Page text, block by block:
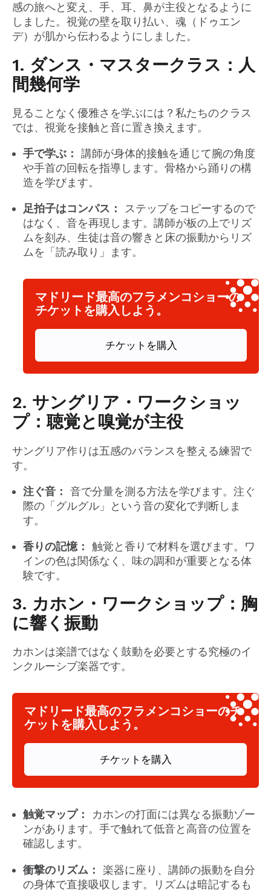
感の旅へと変え、手、耳、鼻が主役となるように
しました。視覚の壁を取り払い、魂（ドゥエン
デ）が肌から伝わるようにしました。
1. ダンス・マスタークラス：人
間幾何学
見ることなく優雅さを学ぶには？私たちのクラス
では、視覚を接触と音に置き換えます。
手で学ぶ：
講師が身体的接触を通じて腕の角度
や手首の回転を指導します。骨格から踊りの構
造を学びます。
足拍子はコンパス：
ステップをコピーするので
はなく、音を再現します。講師が板の上でリズ
ムを刻み、生徒は音の響きと床の振動からリズ
ムを「読み取り」ます。
マドリード最高のフラメンコショーの
チケットを購入しよう。
チケットを購入
2. サングリア・ワークショッ
プ：聴覚と嗅覚が主役
サングリア作りは五感のバランスを整える練習で
す。
注ぐ音：
音で分量を測る方法を学びます。注ぐ
際の「グルグル」という音の変化で判断しま
す。
香りの記憶：
触覚と香りで材料を選びます。ワ
インの色は関係なく、味の調和が重要となる体
験です。
3. カホン・ワークショップ：胸
に響く振動
カホンは楽譜ではなく鼓動を必要とする究極のイ
ンクルーシブ楽器です。
マドリード最高のフラメンコショーのチ
ケットを購入しよう。
チケットを購入
触覚マップ：
カホンの打面には異なる振動ゾー
ンがあります。手で触れて低音と高音の位置を
確認します。
衝撃のリズム：
楽器に座り、講師の振動を自分
の身体で直接吸収します。リズムは暗記するも